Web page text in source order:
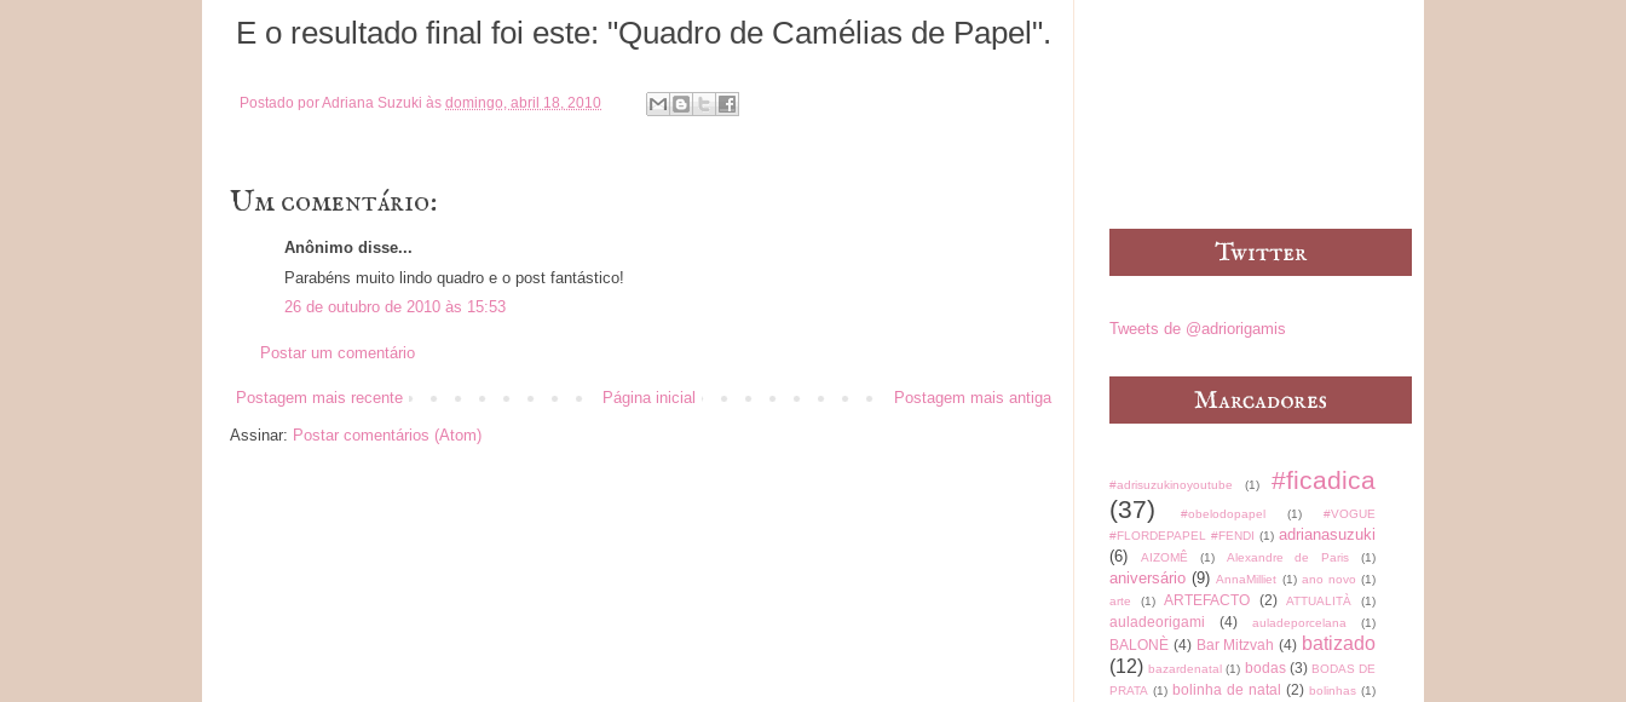
E o resultado final foi este: "Quadro de Camélias de Papel".
Postado porAdriana Suzuki às domingo, abril 18, 2010
Um comentário:
Anônimo disse...
Parabéns muito lindo quadro e o post fantástico!
26 de outubro de 2010 às 15:53
Postar um comentário
Postagem mais recente Postagem mais antiga
Página inicial
Assinar: Postar comentários (Atom)
Tweets de @adriorigamis
#adrisuzukinoyoutube (1)
#ficadica
(37)
#obelodopapel (1)
#VOGUE
#FLORDEPAPEL #FENDI (1) adrianasuzuki
(6)
AIZOMÊ (1) Alexandre de Paris (1)
aniversário (9) AnnaMilliet (1) ano novo (1)
arte
(1) ARTEFACTO (2) ATTUALITÀ (1)
auladeorigami (4) auladeporcelana (1)
BALONÈ (4) Bar Mitzvah (4) batizado
(12) bazardenatal (1) bodas (3) BODAS DE
PRATA (1) bolinha de natal (2) bolinhas (1)